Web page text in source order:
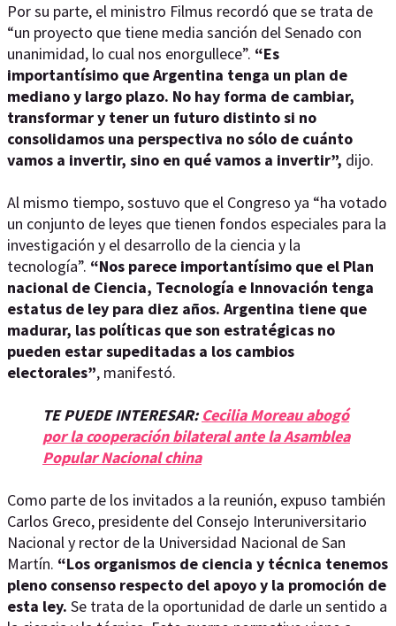
Por su parte, el ministro Filmus recordó que se trata de
“un proyecto que tiene media sanción del Senado con
unanimidad, lo cual nos enorgullece”. “Es
importantísimo que Argentina tenga un plan de
mediano y largo plazo. No hay forma de cambiar,
transformar y tener un futuro distinto si no
consolidamos una perspectiva no sólo de cuánto
vamos a invertir, sino en qué vamos a invertir”, dijo.
Al mismo tiempo, sostuvo que el Congreso ya “ha votado
un conjunto de leyes que tienen fondos especiales para la
investigación y el desarrollo de la ciencia y la
tecnología”. “Nos parece importantísimo que el Plan
nacional de Ciencia, Tecnología e Innovación tenga
estatus de ley para diez años. Argentina tiene que
madurar, las políticas que son estratégicas no
pueden estar supeditadas a los cambios
electorales”, manifestó.
TE PUEDE INTERESAR:Cecilia Moreau abogó
por la cooperación bilateral ante la Asamblea
Popular Nacional china
Como parte de los invitados a la reunión, expuso también
Carlos Greco, presidente del Consejo Interuniversitario
Nacional y rector de la Universidad Nacional de San
Martín. “Los organismos de ciencia y técnica tenemos
pleno consenso respecto del apoyo y la promoción de
esta ley. Se trata de la oportunidad de darle un sentido a